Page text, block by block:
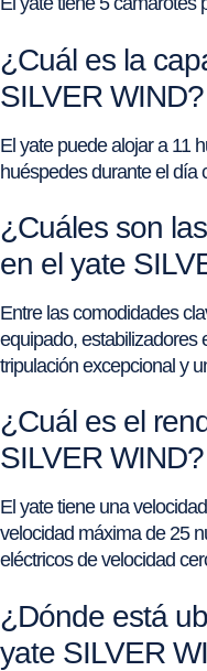
¿Cuál es la
SILVER WIND?
El yate puede alojar a 11
huéspedes durante el día
¿Cuáles son
en el yate
Entre las comodidades
equipado, estabilizadores
tripulación excepcional y
¿Cuál es el
SILVER WIND?
El yate tiene una
velocidad máxima de 25
eléctricos de velocidad
¿Dónde está
yate SILVER